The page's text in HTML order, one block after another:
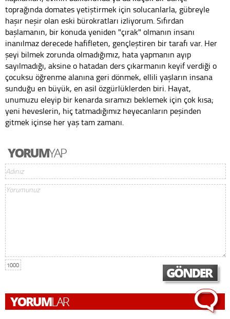
toprağında domates yetiştirmek için solucanlarla, gübreyle
haşır neşir olan eski bürokratları izliyorum. Sıfırdan
başlamanın, bir konuda yeniden "çırak" olmanın insanı
inanılmaz derecede hafifleten, gençleştiren bir tarafı var. Her
şeyi bilmek zorunda olmadığımız, hata yapmanın ayıp
sayılmadığı, aksine o hatadan ders çıkarmanın keyif verdiği o
çocuksu öğrenme alanına geri dönmek, ellili yaşların insana
sunduğu en büyük, en asil özgürlüklerden biri. Hayat,
unumuzu eleyip bir kenarda sıramızı beklemek için çok kısa;
yeni heveslerin, hiç tatmadığımız heyecanların peşinden
gitmek içinse her yaş tam zamanı.
1000